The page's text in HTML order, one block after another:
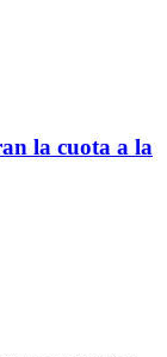
la cuota a la